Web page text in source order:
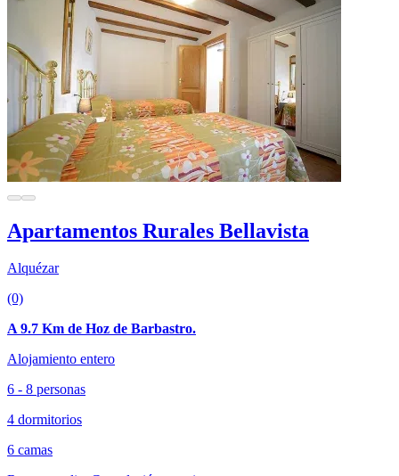
Apartamentos Rurales Bellavista
Alquézar
(0)
A 9.7 Km de Hoz de Barbastro.
Alojamiento entero
6 - 8 personas
4 dormitorios
6 camas